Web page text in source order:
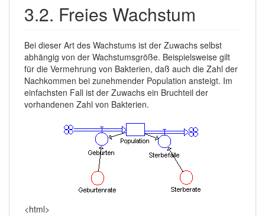
3.2. Freies Wachstum
Bei dieser Art des Wachstums ist der Zuwachs selbst
abhängig von der Wachstumsgröße. Beispielsweise gilt
für die Vermehrung von Bakterien, daß auch die Zahl der
Nachkommen bei zunehmender Population ansteigt. Im
einfachsten Fall ist der Zuwachs ein Bruchteil der
vorhandenen Zahl von Bakterien.
<html>